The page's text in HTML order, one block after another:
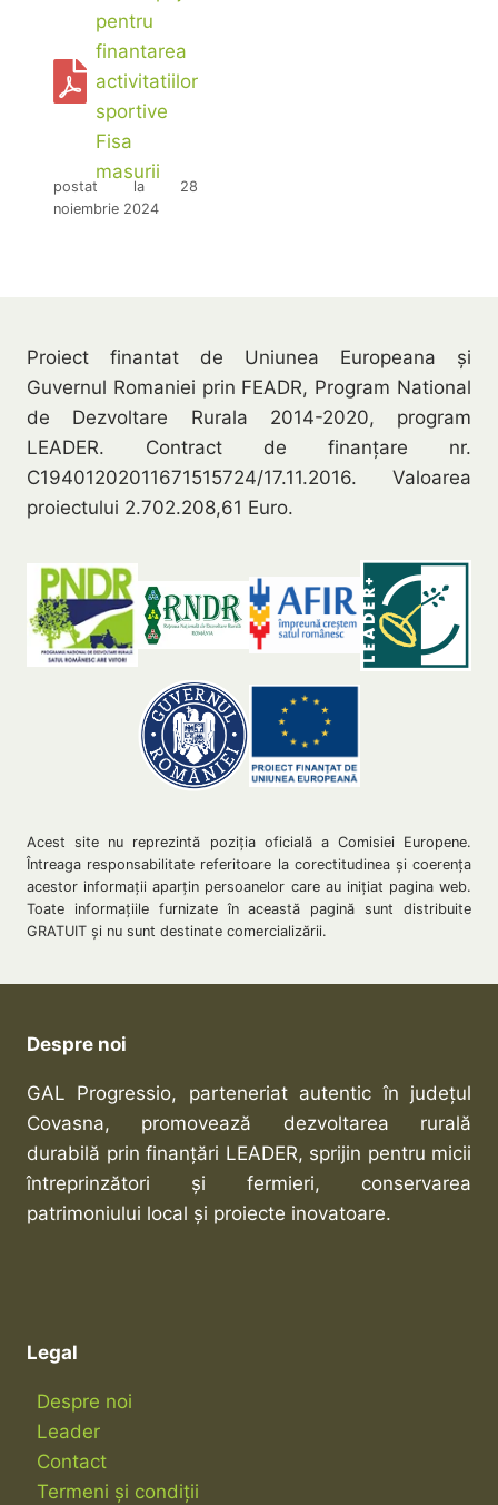
pentru
finantarea
activitatiilor
sportive
Fisa
masurii
postat la 28
noiembrie 2024
Proiect finantat de Uniunea Europeana și
Guvernul Romaniei prin FEADR, Program National
de Dezvoltare Rurala 2014-2020, program
LEADER. Contract de finanțare nr.
C19401202011671515724/17.11.2016. Valoarea
proiectului 2.702.208,61 Euro.
Acest site nu reprezintă poziţia oficială a Comisiei Europene.
Întreaga responsabilitate referitoare la corectitudinea şi coerenţa
acestor informaţii aparţin persoanelor care au iniţiat pagina web.
Toate informațiile furnizate în această pagină sunt distribuite
GRATUIT și nu sunt destinate comercializării.
Despre noi
GAL Progressio, parteneriat autentic în județul
Covasna, promovează dezvoltarea rurală
durabilă prin finanțări LEADER, sprijin pentru micii
întreprinzători și fermieri, conservarea
patrimoniului local și proiecte inovatoare.
Legal
Despre noi
Leader
Contact
Termeni și condiții